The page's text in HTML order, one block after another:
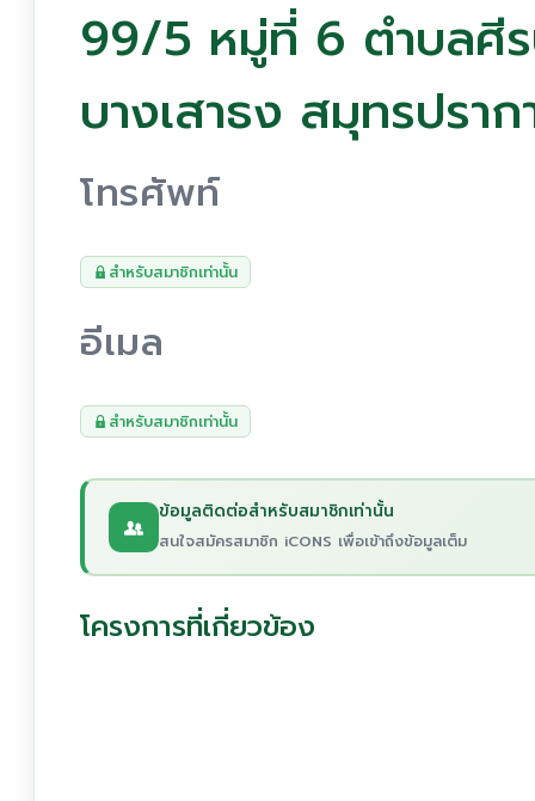
99/5 หมู่ที่ 6 ตำบลศีร
บางเสาธง สมุทรปรา
โทรศัพท์
สำหรับสมาชิกเท่านั้น
อีเมล
สำหรับสมาชิกเท่านั้น
ข้อมูลติดต่อสำหรับสมาชิกเท่านั้น
สนใจสมัครสมาชิก iCONS เพื่อเข้าถึงข้อมูลเต็ม
โครงการที่เกี่ยวข้อง